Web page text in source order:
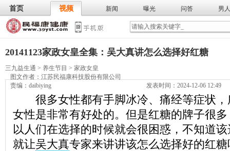
首页 视频 新闻 曝光 问答 男人
武术 气功 膳食 食谱 营养
20141123家政女皇全集：吴大真讲怎么选择好红糖
三九益生通 > 养生节目 > 家政女皇
图文作者： 江苏民福康科技股份有限公司
责编：daibiying
发表时间：2024-12-06 12:49
很多女性都有手脚冰冷、痛经等症状，
女性是非常有好处的。但是红糖的牌子很
以人们在选择的时候就会很困惑，不知道
就让吴大真专家来讲讲该怎么选择好的红